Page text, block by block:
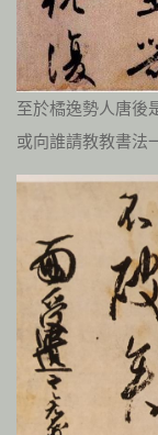
至於橘逸勢人唐後
或向誰請教教書法